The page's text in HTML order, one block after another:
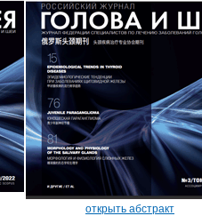
открыть абстракт